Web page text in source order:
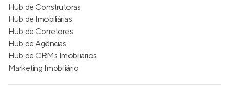
Hub de Construtoras
Hub de Imobiliárias
Hub de Corretores
Hub de Agências
Hub de CRMs Imobiliários
Marketing Imobiliário